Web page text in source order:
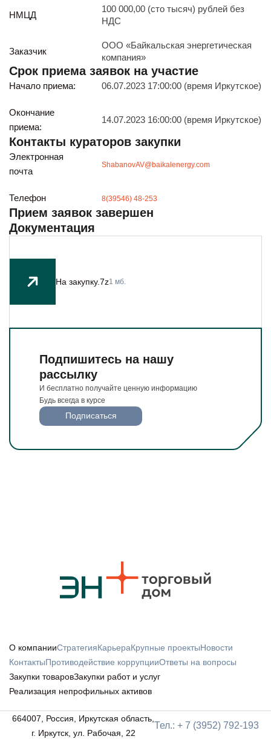
Иркутск
ул. Рабочая, 22
тел.: + 7 (3952) 792-193
office@enplus-td.ru
с 8:00 до 17:15
Перерыв на обед с 12 до 13 часов
Будьте всегда в курсе
Подписаться
НМЦД
100 000,00 (сто тысяч) рублей без
НДС
Заказчик
ООО «Байкальская энергетическая
компания»
Срок приема заявок на участие
Начало приема: 06.07.2023 17:00:00 (время Иркутское)
Окончание
приема:
14.07.2023 16:00:00 (время Иркутское)
Контакты кураторов закупки
Электронная
почта
ShabanovAV@baikalenergy.com
Телефон 8(39546) 48-253
Прием заявок завершен
Документация
На закупку.7z1 мб.
Подпишитесь на нашу
рассылку
И бесплатно получайте ценную информацию
Будь всегда в курсе
Подписаться
О компанииСтратегияКарьераКрупные проектыНовости
КонтактыПротиводействие коррупцииОтветы на вопросы
Закупки товаровЗакупки работ и услуг
Реализация непрофильных активов
664007, Россия, Иркутская область,
г. Иркутск, ул. Рабочая, 22
Тел.: + 7 (3952) 792-193